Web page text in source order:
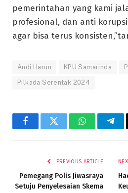
pemerintahan yang kami
profesional, dan anti
agar bisa terus
Andi Harun KPU Samarinda
Pilkada Serentak 2024
FacebookTwitter WhatsApp
PREVIOUS ARTICLE
Pemegang Polis Jiwasraya
Setuju Penyelesaian Skema